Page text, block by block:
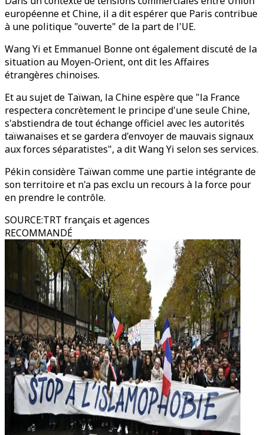
européenne et Chine, il a dit espérer que Paris contribue
à une politique "ouverte" de la part de l'UE.
Wang Yi et Emmanuel Bonne ont également discuté de la
situation au Moyen-Orient, ont dit les Affaires
étrangères chinoises.
Et au sujet de Taïwan, la Chine espère que "la France
respectera concrètement le principe d'une seule Chine,
s'abstiendra de tout échange officiel avec les autorités
taïwanaises et se gardera d'envoyer de mauvais signaux
aux forces séparatistes", a dit Wang Yi selon ses services.
Pékin considère Taïwan comme une partie intégrante de
son territoire et n'a pas exclu un recours à la force pour
en prendre le contrôle.
SOURCE:TRT français et agences
RECOMMANDÉ